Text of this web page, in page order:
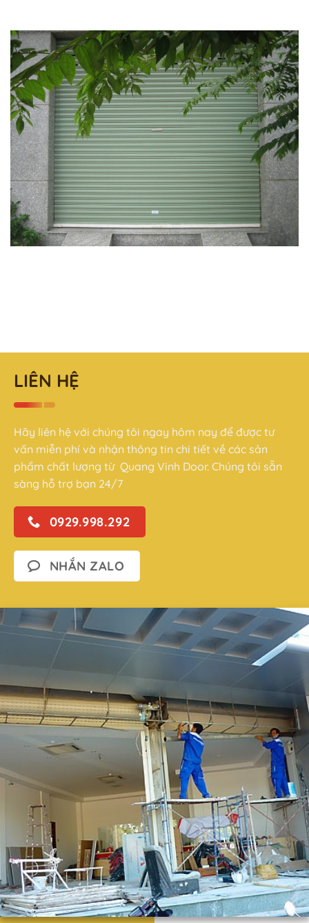
LIÊN HỆ
Hãy liên hệ với chúng tôi ngay hôm nay để được tư
vấn miễn phí và nhận thông tin chi tiết về các sản
phẩm chất lượng từ Quang Vinh Door. Chúng tôi sẵn
sàng hỗ trợ bạn 24/7
0929.998.292
NHẮN ZALO